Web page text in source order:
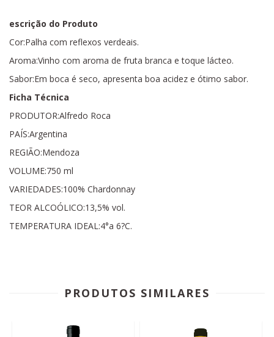
escrição do Produto
Cor:Palha com reflexos verdeais.
Aroma:Vinho com aroma de fruta branca e toque lácteo.
Sabor:Em boca é seco, apresenta boa acidez e ótimo sabor.
Ficha Técnica
PRODUTOR:Alfredo Roca
PAÍS:Argentina
REGIÃO:Mendoza
VOLUME:750 ml
VARIEDADES:100% Chardonnay
TEOR ALCOÓLICO:13,5% vol.
TEMPERATURA IDEAL:4°a 6?C.
PRODUTOS SIMILARES